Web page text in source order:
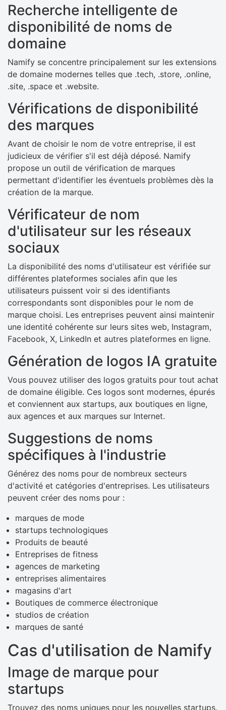
Recherche intelligente de
disponibilité de noms de
domaine
Namify se concentre principalement sur les extensions
de domaine modernes telles que .tech, .store, .online,
.site, .space et .website.
Vérifications de disponibilité
des marques
Avant de choisir le nom de votre entreprise, il est
judicieux de vérifier s'il est déjà déposé. Namify
propose un outil de vérification de marques
permettant d'identifier les éventuels problèmes dès la
création de la marque.
Vérificateur de nom
d'utilisateur sur les réseaux
sociaux
La disponibilité des noms d'utilisateur est vérifiée sur
différentes plateformes sociales afin que les
utilisateurs puissent voir si des identifiants
correspondants sont disponibles pour le nom de
marque choisi. Les entreprises peuvent ainsi maintenir
une identité cohérente sur leurs sites web, Instagram,
Facebook, X, LinkedIn et autres plateformes en ligne.
Génération de logos IA gratuite
Vous pouvez utiliser des logos gratuits pour tout achat
de domaine éligible. Ces logos sont modernes, épurés
et conviennent aux startups, aux boutiques en ligne,
aux agences et aux marques sur Internet.
Suggestions de noms
spécifiques à l'industrie
Générez des noms pour de nombreux secteurs
d'activité et catégories d'entreprises. Les utilisateurs
peuvent créer des noms pour :
marques de mode
startups technologiques
Produits de beauté
Entreprises de fitness
agences de marketing
entreprises alimentaires
magasins d'art
Boutiques de commerce électronique
studios de création
marques de santé
Cas d'utilisation de Namify
Image de marque pour
startups
Trouvez des noms uniques pour les nouvelles startups.